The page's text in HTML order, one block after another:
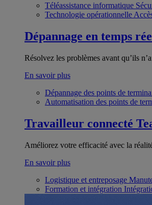
Téléassistance informatique
Technologie opérationnelle
Dépannage en temps
Résolvez les problèmes avant qu’ils
En savoir plus
Dépannage des points de
Automatisation des points de
Travailleur connecté
Améliorez votre efficacité avec la
En savoir plus
Logistique et entreposage
Formation et intégration